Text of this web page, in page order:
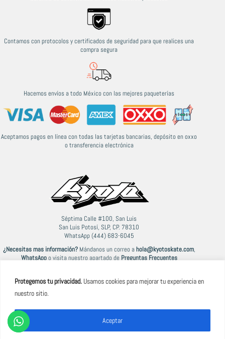
Protegemos tu privacidad. Usamos cookies para mejorar tu experiencia en
nuestro sitio.
Aceptar
Contamos con protocolos y certificados de seguridad para que realices una
compra segura
Hacemos envíos a todo México con las mejores paqueterías
Aceptamos pagos en línea con todas las tarjetas bancarias, depósito en oxxo
o transferencia electrónica
Séptima Calle #100, San Luis
San Luis Potosí, SLP, CP. 78310
WhatsApp (444) 683-6045
¿Necesitas mas información?Mándanos un correo ahola@kyotoskate.com,
WhatsAppo visita nuestro apartado de Preguntas Frecuentes